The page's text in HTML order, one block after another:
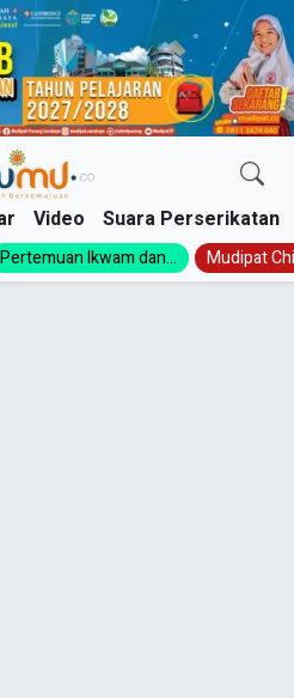
Video Suara Perserikatan
Pertemuan Ikwam dan... Mudipat